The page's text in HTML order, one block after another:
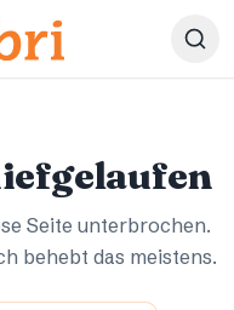
Seite unterbrochen.
behebt das meistens.